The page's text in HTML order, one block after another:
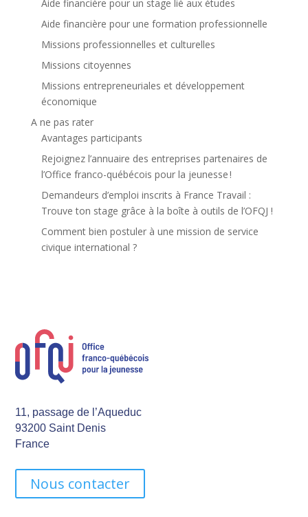
Aide financière pour un stage lié aux études
Aide financière pour une formation professionnelle
Missions professionnelles et culturelles
Missions citoyennes
Missions entrepreneuriales et développement
économique
A ne pas rater
Avantages participants
Rejoignez l’annuaire des entreprises partenaires de
l’Office franco-québécois pour la jeunesse !
Demandeurs d’emploi inscrits à France Travail :
Trouve ton stage grâce à la boîte à outils de l’OFQJ !
Comment bien postuler à une mission de service
civique international ?
11, passage de l’Aqueduc
93200 Saint Denis
France
Nous contacter